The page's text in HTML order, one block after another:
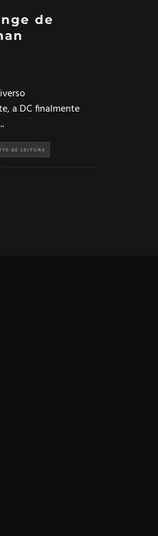
de
a DC finalmente
DE LEITURA